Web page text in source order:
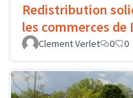
Redistribution
les commerces de
Clement Verlet
0 0